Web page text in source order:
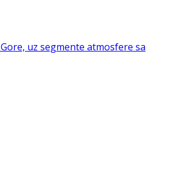
uz segmente atmosfere sa